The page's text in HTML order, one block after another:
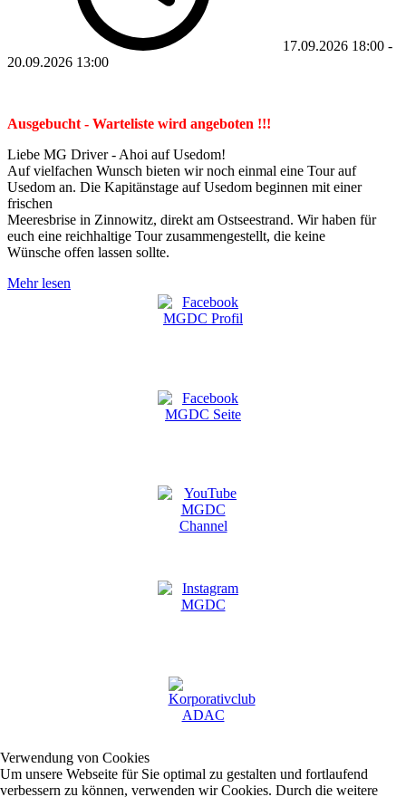
17.09.2026 18:00 -
20.09.2026 13:00
Ausgebucht - Warteliste wird angeboten !!!
Liebe MG Driver - Ahoi auf Usedom!
Auf vielfachen Wunsch bieten wir noch einmal eine Tour auf
Usedom an. Die Kapitänstage auf Usedom beginnen mit einer
frischen
Meeresbrise in Zinnowitz, direkt am Ostseestrand. Wir haben für
euch eine reichhaltige Tour zusammengestellt, die keine
Wünsche offen lassen sollte.
Mehr lesen
Verwendung von Cookies
Um unsere Webseite für Sie optimal zu gestalten und fortlaufend
verbessern zu können, verwenden wir Cookies. Durch die weitere